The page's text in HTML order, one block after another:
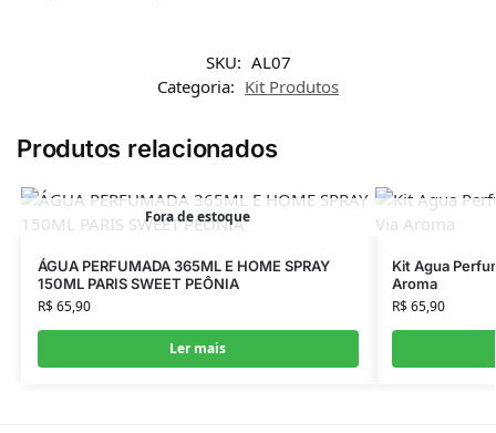
SKU: AL07
Categoria: Kit Produtos
Produtos relacionados
Fora de estoque
ÁGUA PERFUMADA 365ML E HOME SPRAY
150ML PARIS SWEET PEÔNIA
R$65,90
Ler mais
Kit Agua
Aroma
R$65,90